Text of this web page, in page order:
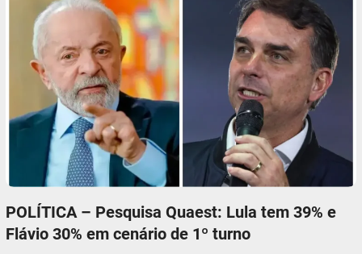
POLÍTICA – Pesquisa Quaest: Lula tem 39% e
Flávio 30% em cenário de 1º turno